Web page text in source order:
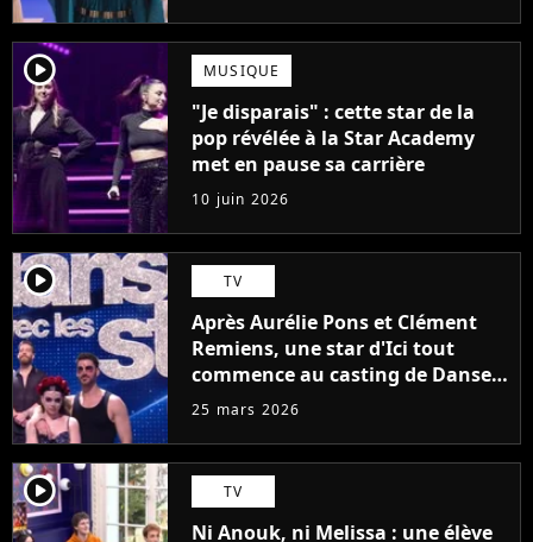
player2 MUSIQUE
"Je disparais" : cette star de la
pop révélée à la Star Academy
met en pause sa carrière
10 juin 2026
player2 TV
Après Aurélie Pons et Clément
Remiens, une star d'Ici tout
commence au casting de Danse
avec les stars 2027 ?
25 mars 2026
player2 TV
Ni Anouk, ni Melissa : une élève